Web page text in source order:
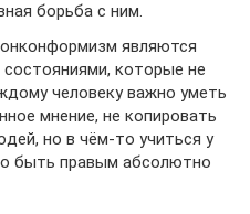
борьба с ним.
являются
которые не
человеку важно уметь
мнение, не копировать
но в чём-то учиться у
быть правым абсолютно